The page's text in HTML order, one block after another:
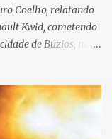
Coelho, relatando
Kwid, cometendo
de Búzios, na
civil e este foi
três armas,
O homem